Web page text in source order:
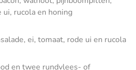
rucola en honing
ei, tomaat, rode ui en rucola
en twee rundvlees- of